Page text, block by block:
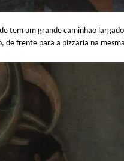
tem um grande caminhão
de frente para a pizzaria na